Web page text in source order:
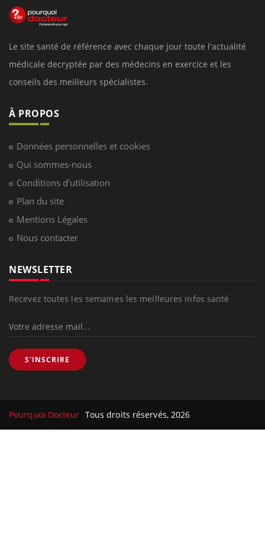
Le site santé de référence avec chaque jour toute l'actualité
médicale decryptée par des médecins en exercice et les
conseils des meilleurs spécialistes.
À PROPOS
Données personnelles et cookies
Qui sommes-nous
Conditions d'utilisation
Plan du site
Mentions Légales
Nous contacter
NEWSLETTER
Recevez toutes les semaines les meilleures infos santé
S'INSCRIRE
Pourquoi Docteur Tous droits réservés, 2026